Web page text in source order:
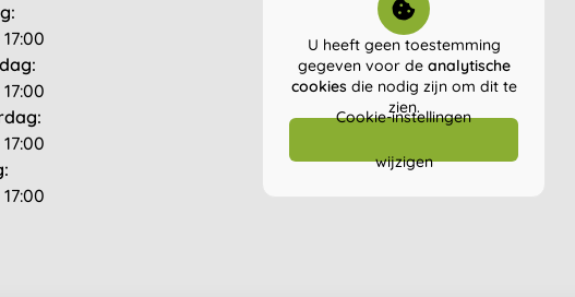
U heeft geen toestemming
gegeven voor de analytische
cookies die nodig zijn om dit te
zien.
Cookie-instellingen
wijzigen